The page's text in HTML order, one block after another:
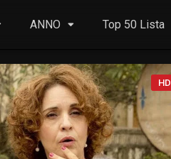
ANNO Top 50 Lista
HD